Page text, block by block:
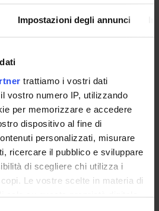
Impostazioni degli annunci
trattiamo i vostri dati
vostro numero IP, utilizzando
per memorizzare e accedere
dispositivo al fine di
personalizzati, misurare
ricercare il pubblico e sviluppare
di scegliere chi utilizza i
Le vostre scelte in materia di
solo su questa proprietà digitale
SERVIZIO
STUDENTI